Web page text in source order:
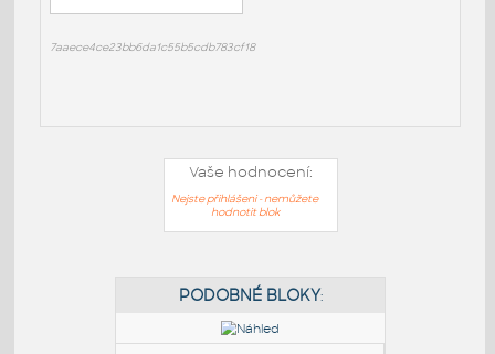
7aaece4ce23bb6da1c55b5cdb783cf18
Vaše hodnocení:
Nejste přihlášeni - nemůžete
hodnotit blok